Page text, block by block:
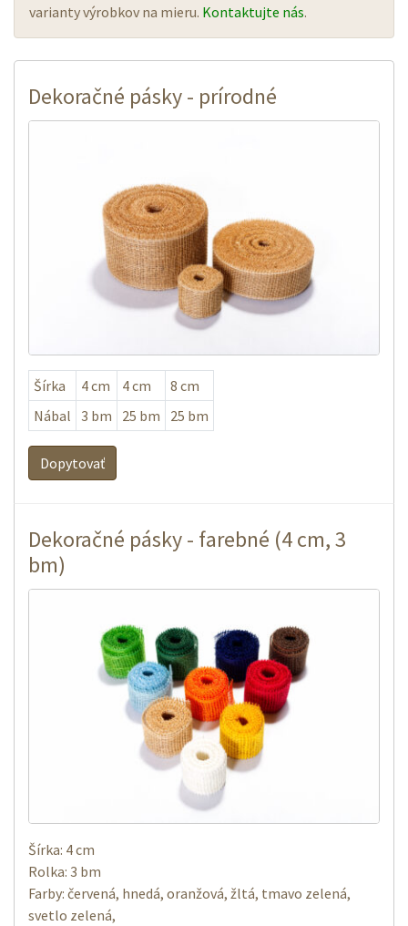
varianty výrobkov na mieru. Kontaktujte nás.
Dekoračné pásky - prírodné
Šírka 4 cm 4 cm
8 cm
Nábal 3 bm 25 bm 25 bm
Dopytovať
Dekoračné pásky - farebné (4 cm, 3
bm)
Šírka: 4 cm
Rolka: 3 bm
Farby: červená, hnedá, oranžová, žltá, tmavo zelená,
svetlo zelená,